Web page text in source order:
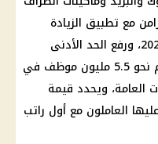
مع تطبيق الزيادة
، ورفع الحد الأدنى
بقيمة 1000 جنيه، بما يهم نحو 5.5 مليون موظف في
العامة، ويحدد قيمة
العاملون مع أول راتب